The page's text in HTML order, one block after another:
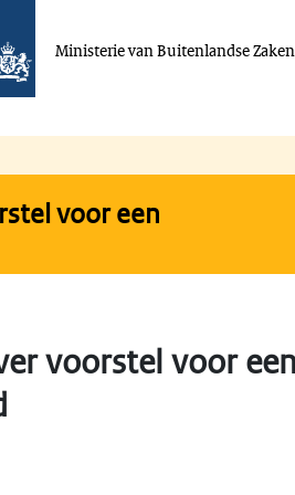
Ministerie van Buitenlandse Zaken
voor een
voorstel voor een